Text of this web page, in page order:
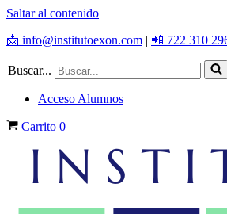
Saltar al contenido
📩 info@institutoexon.com | 📲 722 310
Buscar...
Acceso Alumnos
Carrito 0